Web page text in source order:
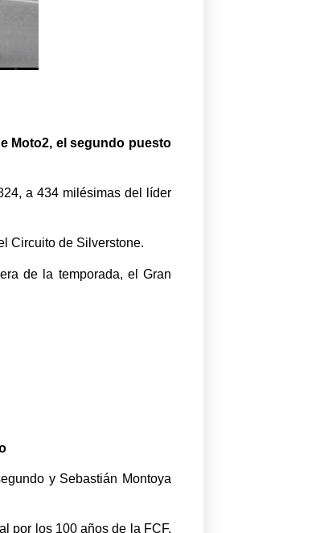
Moto2, el segundo puesto
a 434 milésimas del líder
Circuito de Silverstone.
de la temporada, el Gran
y Sebastián Montoya
por los 100 años de la FCF,